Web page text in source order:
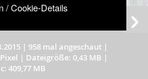
/ Cookie-Details
| 958 mal angeschaut |
| Dateigröße: 0,43 MB |
409,77 MB